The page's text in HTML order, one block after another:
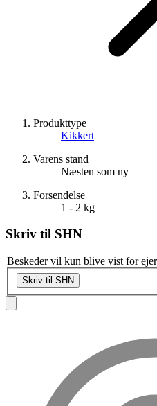
Produkttype
Kikkert
Varens stand
Næsten som ny
Forsendelse
1 - 2 kg
Skriv til SHN
Beskeder vil kun blive vist for
Skriv til SHN